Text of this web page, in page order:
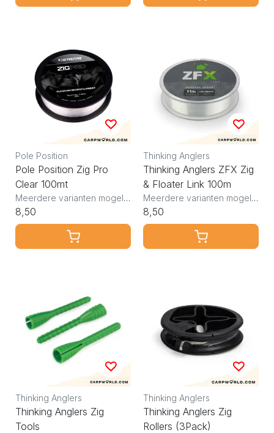
Pole Position
Pole Position Zig Pro
Clear 100mt
Meerdere varianten mogelijk
8,50
Thinking Anglers
Thinking Anglers ZFX Zig
& Floater Link 100m
Meerdere varianten mogelijk
8,50
Thinking Anglers
Thinking Anglers Zig
Tools
Thinking Anglers
Thinking Anglers Zig
Rollers (3Pack)